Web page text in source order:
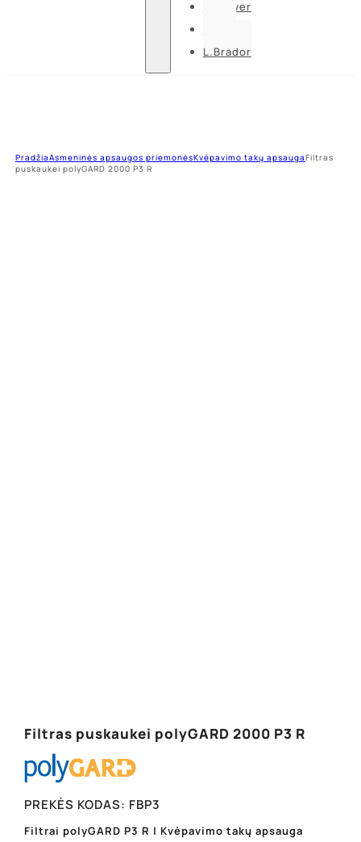
U-power
L.Brador
PradžiaAsmeninės apsaugos priemonėsKvėpavimo takų apsaugaFiltras
puskaukei polyGARD 2000 P3 R
Filtras puskaukei polyGARD 2000 P3 R
PREKĖS KODAS: FBP3
Filtrai polyGARD P3 R | Kvėpavimo takų apsauga